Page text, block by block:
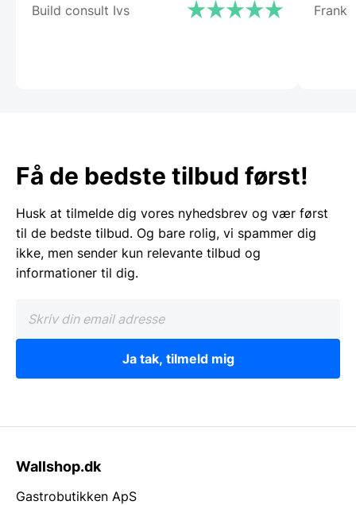
Build consult Ivs Frank
Få de bedste tilbud først!
Husk at tilmelde dig vores nyhedsbrev og vær først
til de bedste tilbud. Og bare rolig, vi spammer dig
ikke, men sender kun relevante tilbud og
informationer til dig.
Ja tak, tilmeld mig
Wallshop.dk
Gastrobutikken ApS